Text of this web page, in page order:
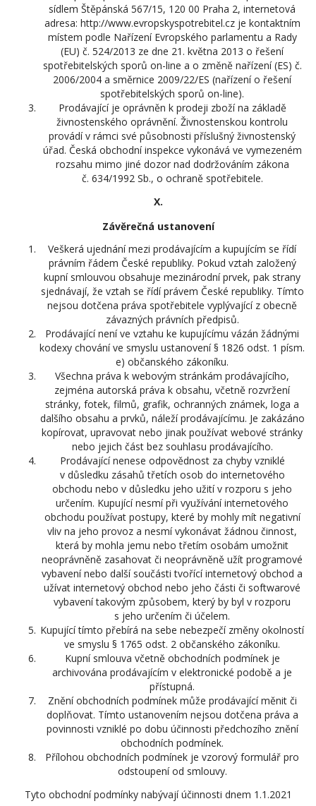
sídlem Štěpánská 567/15, 120 00 Praha 2, internetová
adresa: http://www.evropskyspotrebitel.cz je kontaktním
místem podle Nařízení Evropského parlamentu a Rady
(EU) č. 524/2013 ze dne 21. května 2013 o řešení
spotřebitelských sporů on-line a o změně nařízení (ES) č.
2006/2004 a směrnice 2009/22/ES (nařízení o řešení
spotřebitelských sporů on-line).
Prodávající je oprávněn k prodeji zboží na základě
živnostenského oprávnění. Živnostenskou kontrolu
provádí v rámci své působnosti příslušný živnostenský
úřad. Česká obchodní inspekce vykonává ve vymezeném
rozsahu mimo jiné dozor nad dodržováním zákona
č. 634/1992 Sb., o ochraně spotřebitele.
X.
Závěrečná ustanovení
Veškerá ujednání mezi prodávajícím a kupujícím se řídí
právním řádem České republiky. Pokud vztah založený
kupní smlouvou obsahuje mezinárodní prvek, pak strany
sjednávají, že vztah se řídí právem České republiky. Tímto
nejsou dotčena práva spotřebitele vyplývající z obecně
závazných právních předpisů.
Prodávající není ve vztahu ke kupujícímu vázán žádnými
kodexy chování ve smyslu ustanovení § 1826 odst. 1 písm.
e) občanského zákoníku.
Všechna práva k webovým stránkám prodávajícího,
zejména autorská práva k obsahu, včetně rozvržení
stránky, fotek, filmů, grafik, ochranných známek, loga a
dalšího obsahu a prvků, náleží prodávajícímu. Je zakázáno
kopírovat, upravovat nebo jinak používat webové stránky
nebo jejich část bez souhlasu prodávajícího.
Prodávající nenese odpovědnost za chyby vzniklé
v důsledku zásahů třetích osob do internetového
obchodu nebo v důsledku jeho užití v rozporu s jeho
určením. Kupující nesmí při využívání internetového
obchodu používat postupy, které by mohly mít negativní
vliv na jeho provoz a nesmí vykonávat žádnou činnost,
která by mohla jemu nebo třetím osobám umožnit
neoprávněně zasahovat či neoprávněně užít programové
vybavení nebo další součásti tvořící internetový obchod a
užívat internetový obchod nebo jeho části či softwarové
vybavení takovým způsobem, který by byl v rozporu
s jeho určením či účelem.
Kupující tímto přebírá na sebe nebezpečí změny okolností
ve smyslu § 1765 odst. 2 občanského zákoníku.
Kupní smlouva včetně obchodních podmínek je
archivována prodávajícím v elektronické podobě a je
přístupná.
Znění obchodních podmínek může prodávající měnit či
doplňovat. Tímto ustanovením nejsou dotčena práva a
povinnosti vzniklé po dobu účinnosti předchozího znění
obchodních podmínek.
Přílohou obchodních podmínek je vzorový formulář pro
odstoupení od smlouvy.
Tyto obchodní podmínky nabývají účinnosti dnem 1.1.2021